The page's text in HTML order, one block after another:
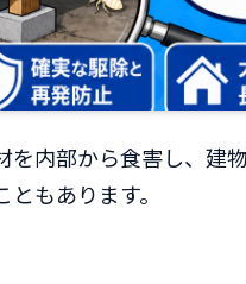
を内部から食害し、建
もあります。